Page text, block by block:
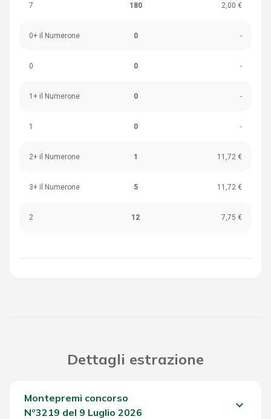
7 180 2,00 €
0+ il Numerone 0 -
0 0 -
1+ il Numerone 0 -
1 0 -
2+ il Numerone 1 11,72 €
3+ il Numerone 5 11,72 €
2 12 7,75 €
Dettagli estrazione
Montepremi concorso
Nº3219 del 9 Luglio 2026
keyboard_arrow_down